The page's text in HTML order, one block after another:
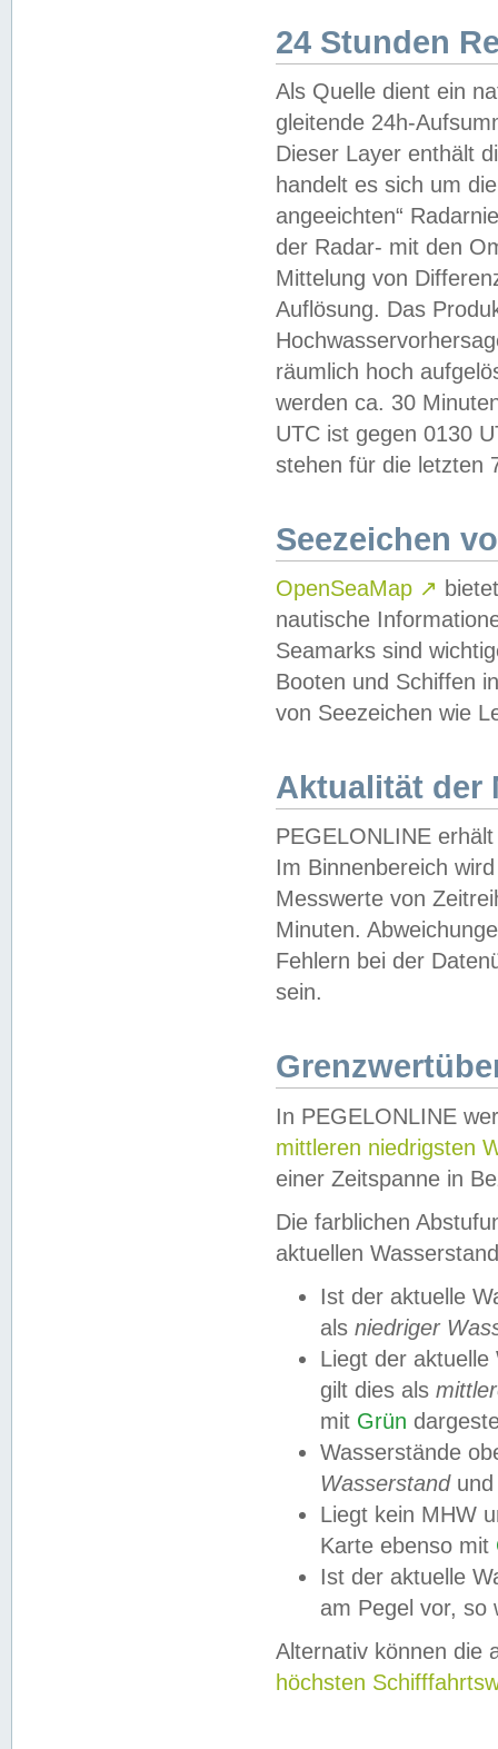
24 Stunden
Als Quelle dient ein
gleitende 24h-
Dieser Layer enthält
handelt es sich um
angeeichten“
der Radar- mit den
Mittelung von
Auflösung. Das
räumlich hoch
werden ca. 30
UTC ist gegen 0130
stehen für die letzten
Seezeichen
OpenSeaMap ↗
nautische
Seamarks sind
Booten und Schiffen
von Seezeichen wie
Aktualität der
PEGELONLINE
Im Binnenbereich
Messwerte von
Minuten.
Fehlern bei der
sein.
In PEGELONLINE
mittleren niedrigsten
einer Zeitspanne in
Die farblichen
aktuellen
Ist der aktuelle
als niedriger
Liegt der
gilt dies als
mit Grün
Wasserstände
Wasserstandund
Liegt kein MHW
Karte ebenso mit
Ist der aktuelle
am Pegel vor,
Alternativ können die
höchsten